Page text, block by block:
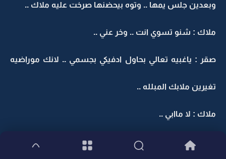
وبعدين جلس يمها .. وتوه بيحضنها صرخت عليه ملاك ..
ملاك : شنو تسوي انت .. وخر عني ..
صقر : ياغبيه تعالي بحاول ادفيكي بجسمي .. لانك موراضيه
تغيرين ملابك المبلله ..
ملاك : لا ماابي ..
صقر بصراخ : سمعيني عدل اذا صارلك شي .. مستحيل راح